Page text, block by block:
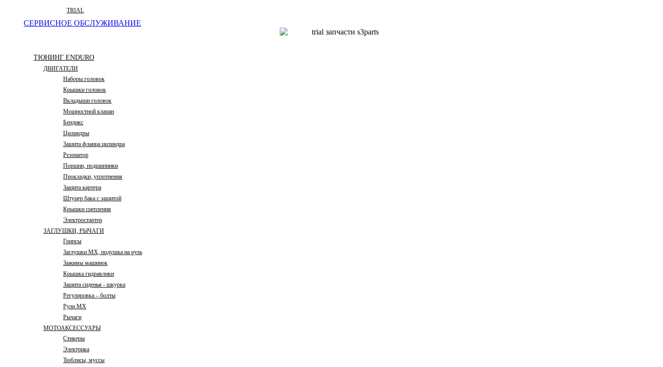
TRIAL
СЕРВИСНОЕ ОБСЛУЖИВАНИЕ
ТЮНИНГ ENDURO
ДВИГАТЕЛИ
Наборы головок
Крышки головок
Вкладыши головок
Мощностной клапан
Бендикс
Цилиндры
Защита фланца цилиндра
Резонатор
Поршни, подшипники
Прокладки, уплотнения
Защита картера
Штуцер бака с защитой
Крышки сцепления
Электростартер
ЗАГЛУШКИ, РЫЧАГИ
Грипсы
Заглушки MX, подушка на руль
Зажимы машинок
Крышка гидравлики
Защита сиденья - шкурка
Регулировка – болты
Рули MX
Рычаги
МОТОАКСЕССУАРЫ
Стикеры
Электрика
Тюблисы, муссы